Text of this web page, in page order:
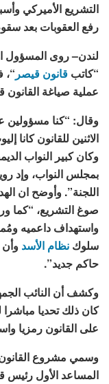
التشريع الأميركي
رفع العقوبات بعد
لندن–روى المسؤول
“كاتب قانون قيصر “،
عملية صياغة
وقال: “كنا مسؤولين
الاثنين للقانون كانا
وكان كبير النواب
بمجلس النواب، وإد
اللجنة”. وأوضح ان
صوغ التشريع، “كما
واستهداف داعميه
سلوك نظام الأسد وأن
حاكم جديد”.
وكشف أن النائب
كان ذلك تحديا
على القانون رمزيا
وسمي مشروع
المساعد الأول رئيس